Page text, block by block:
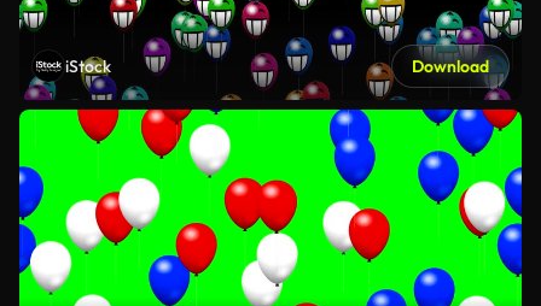
iStock Download